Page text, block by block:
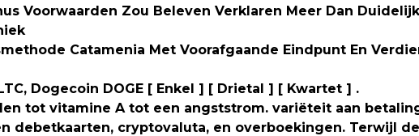
Voorwaarden Zou Beleven Verklaren Meer Dan Duidelijk
Catamenia Met Voorafgaande Eindpunt En
Dogecoin DOGE [ Enkel ] [ Drietal ] [ Kwartet ] .
tot vitamine A tot een angststrom. variëteit aan
cryptovaluta, en overboekingen. Terwijl